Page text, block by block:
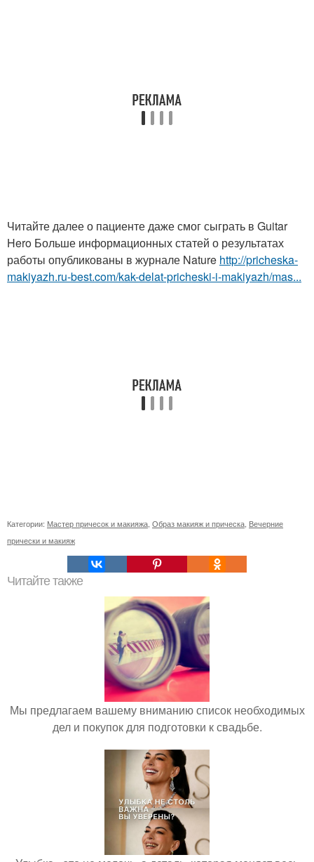
Читайте далее о пациенте даже смог сыграть в Guitar
Hero Больше информационных статей о результатах
работы опубликованы в журнале Nature http://pricheska-
makiyazh.ru-best.com/kak-delat-pricheski-i-makiyazh/mas...
Категории: Мастер причесок и макияжа Образ макияж и прическа Вечерние
прически и макияж
Читайте также
Мы предлагаем вашему вниманию список необходимых
дел и покупок для подготовки к свадьбе.